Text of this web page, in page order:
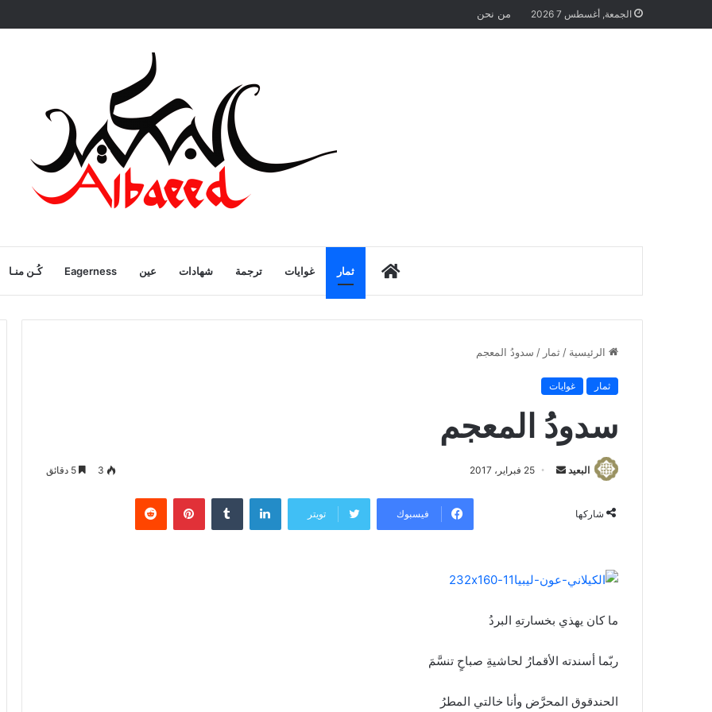
الجمعة, أغسطس 7 2026 من نحن
الرئيسية
ثمار غوايات ترجمة شهادات عين Eagerness كُـن منـا
الرئيسية / ثمار / سدودُ المعجم
ثمار غوايات
سدودُ المعجم
البعيد
ي
ا
ل
25 فبراير، 2017 3
شاركها فيسبوك تويتر
لينكدإن بينتيريست
ما كان يهذي بخسارتهِ البردُ
ربّما أسندته الأقمارُ لحاشيةِ صباحٍ تنسَّمَ
الحندقوق المحرَّض وأنا خالتي المطرُ